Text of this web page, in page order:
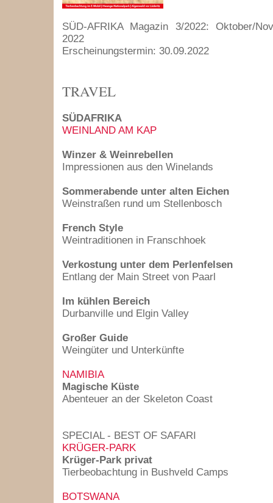
SÜD-AFRIKA Magazin 3/2022: Oktober/
2022
Erscheinungstermin: 30.09.2022
TRAVEL
SÜDAFRIKA
WEINLAND AM KAP
Winzer & Weinrebellen
Impressionen aus den Winelands
Sommerabende unter alten Eichen
Weinstraßen rund um Stellenbosch
French Style
Weintraditionen in Franschhoek
Verkostung unter dem Perlenfelsen
Entlang der Main Street von Paarl
Im kühlen Bereich
Durbanville und Elgin Valley
Großer Guide
Weingüter und Unterkünfte
NAMIBIA
Magische Küste
Abenteuer an der Skeleton Coast
SPECIAL - BEST OF SAFARI
KRÜGER-PARK
Krüger-Park privat
Tierbeobachtung in Bushveld Camps
BOTSWANA